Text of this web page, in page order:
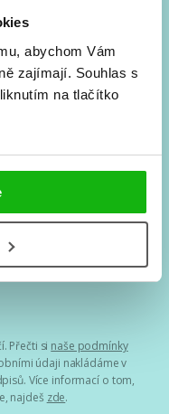
abychom Vám
zajímají. Souhlas s
na tlačítko
rovnou do mailu!
autoři, filmové
a další.
osobních údajů
Přečti si naše podmínky
údaji nakládáme v
Více informací o tom,
najdeš zde.